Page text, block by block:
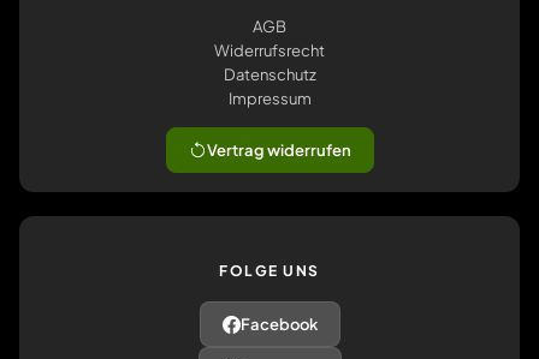
AGB
Widerrufsrecht
Datenschutz
Impressum
Vertrag widerrufen
FOLGE UNS
Facebook